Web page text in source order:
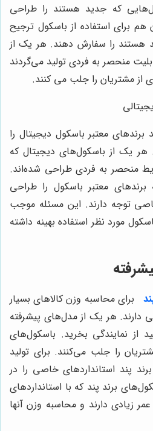
که جدید هستند را طراحی
برای استفاده از باسکول ترجیح
را سفارش دهند. هر یک از
منحصر به فردی تولید می‌گردند
از مشتریان را جلب می‌ کنند.
معتبر باسکول دیجیتال را
هر یک از باسکول‌های دیجیتال که
منحصر به فردی طراحی شده‌اند.
برندهای معتبر باسکول را طراحی
توجه دارند. این مسئله موجب
مورد نظر استفاده بهینه داشته
برای محاسبه وزن کالاهای بسیار
دارند. هر یک از مدل‌های پیشرفته
از نمایندگی بخرید. باسکول‌های
را جلب می‌کنند. برای تولید
پند استانداردهای خاصی را در
برند پند که با استانداردهای
زیادی دارند و محاسبه وزن آنها